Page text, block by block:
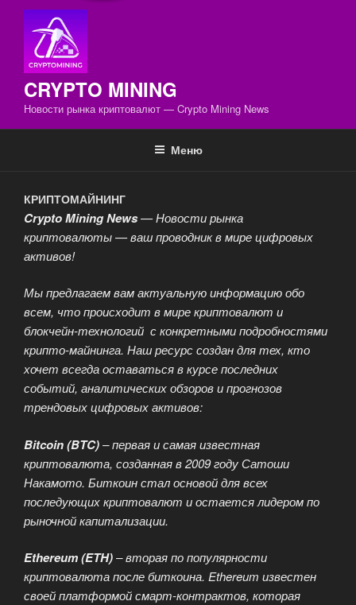
CRYPTO MINING
Новости рынка криптовалют — Crypto Mining News
Меню
КРИПТОМАЙНИНГ
Crypto Mining News— Новости рынка
криптовалюты —ваш проводник в мире цифровых
активов!
Мы предлагаем вам актуальную информацию обо
всем, что происходит в мире криптовалют и
блокчейн-технологий с конкретными подробностями
крипто-майнинга. Наш ресурс создан для тех, кто
хочет всегда оставаться в курсе последних
событий, аналитических обзоров и прогнозов
трендовых цифровых активов:
Bitcoin (BTC)– первая и самая известная
криптовалюта, созданная в 2009 году Сатоши
Накамото. Биткоин стал основой для всех
последующих криптовалют и остается лидером по
рыночной капитализации.
Ethereum (ETH)– вторая по популярности
криптовалюта после биткоина. Ethereum известен
своей платформой смарт-контрактов, которая